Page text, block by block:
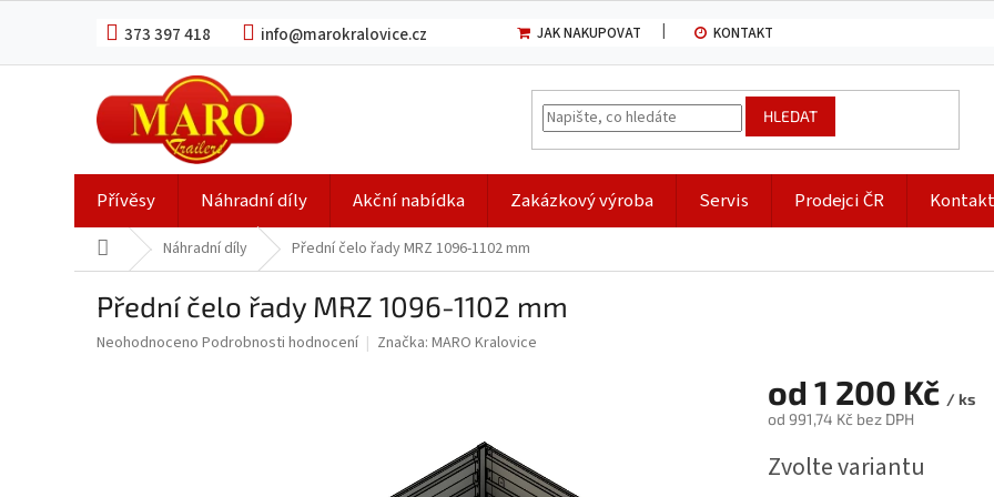
373 397 418 info@marokralovice.cz JAK NAKUPOVAT KONTAKT
HLEDAT
Přívěsy Náhradní díly Akční nabídka Zakázkový výroba Servis Prodejci ČR Kontakt
Domů Náhradní díly Přední čelo řady MRZ 1096-1102 mm
Přední čelo řady MRZ 1096-1102 mm
Průměrné
Neohodnoceno Podrobnosti hodnocení Značka: MARO Kralovice
od 1 200 Kč / ks
od 991,74 Kč bez DPH
cena:
Zvolte variantu